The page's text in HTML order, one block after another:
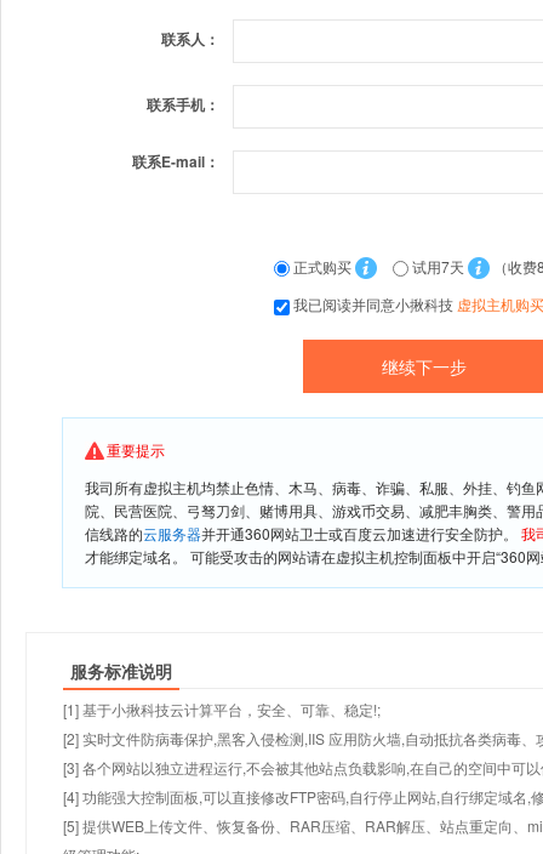
联系人：
联系手机：
联系E-mail：
正式购买 试用7天
（收费
我已阅读并同意小揪科技 虚拟主机购
重要提示
我司所有虚拟主机均禁止色情、木马、病毒、诈骗、私服、外挂、钓
院、民营医院、弓驽刀剑、赌博用具、游戏币交易、减肥丰胸类、警
信线路的云服务器并开通360网站卫士或百度云加速进行安全防护。 我
才能绑定域名。 可能受攻击的网站请在虚拟主机控制面板中开启“360
服务标准说明
[1] 基于小揪科技云计算平台，安全、可靠、稳定!;
[2] 实时文件防病毒保护,黑客入侵检测,IIS 应用防火墙,自动抵抗各类病毒、
[3] 各个网站以独立进程运行,不会被其他站点负载影响,在自己的空间中可
[4] 功能强大控制面板,可以直接修改FTP密码,自行停止网站,自行绑定域名,
[5] 提供WEB上传文件、恢复备份、RAR压缩、RAR解压、站点重定向、